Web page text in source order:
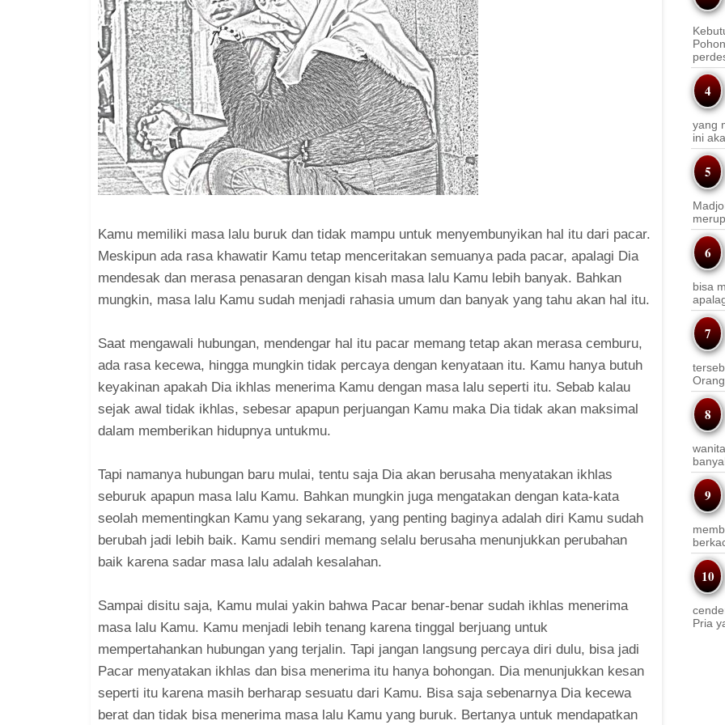
Kamu memiliki masa lalu buruk dan tidak mampu untuk menyembunyikan hal itu dari pacar.
Meskipun ada rasa khawatir Kamu tetap menceritakan semuanya pada pacar, apalagi Dia
mendesak dan merasa penasaran dengan kisah masa lalu Kamu lebih banyak. Bahkan
mungkin, masa lalu Kamu sudah menjadi rahasia umum dan banyak yang tahu akan hal itu.
Saat mengawali hubungan, mendengar hal itu pacar memang tetap akan merasa cemburu,
ada rasa kecewa, hingga mungkin tidak percaya dengan kenyataan itu. Kamu hanya butuh
keyakinan apakah Dia ikhlas menerima Kamu dengan masa lalu seperti itu. Sebab kalau
sejak awal tidak ikhlas, sebesar apapun perjuangan Kamu maka Dia tidak akan maksimal
dalam memberikan hidupnya untukmu.
Tapi namanya hubungan baru mulai, tentu saja Dia akan berusaha menyatakan ikhlas
seburuk apapun masa lalu Kamu. Bahkan mungkin juga mengatakan dengan kata-kata
seolah mementingkan Kamu yang sekarang, yang penting baginya adalah diri Kamu sudah
berubah jadi lebih baik. Kamu sendiri memang selalu berusaha menunjukkan perubahan
baik karena sadar masa lalu adalah kesalahan.
Sampai disitu saja, Kamu mulai yakin bahwa Pacar benar-benar sudah ikhlas menerima
masa lalu Kamu. Kamu menjadi lebih tenang karena tinggal berjuang untuk
mempertahankan hubungan yang terjalin. Tapi jangan langsung percaya diri dulu, bisa jadi
Pacar menyatakan ikhlas dan bisa menerima itu hanya bohongan. Dia menunjukkan kesan
seperti itu karena masih berharap sesuatu dari Kamu. Bisa saja sebenarnya Dia kecewa
berat dan tidak bisa menerima masa lalu Kamu yang buruk. Bertanya untuk mendapatkan
yang
ini
bisa
Pria